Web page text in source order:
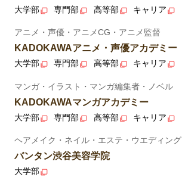
大学部 専門部 高等部 キャリア
アニメ・声優・アニメCG・アニメ監督
KADOKAWAアニメ・声優アカデミー
大学部 専門部 高等部 キャリア
マンガ・イラスト・マンガ編集者・ノベル
KADOKAWAマンガアカデミー
大学部 専門部 高等部 キャリア
ヘアメイク・ネイル・エステ・ウエディング
バンタン渋谷美容学院
大学部